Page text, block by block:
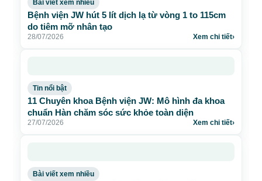
Bài viết xem nhiều
Bệnh viện JW hút 5 lít dịch lạ từ vòng 1 to 115cm
do tiêm mỡ nhân tạo
28/07/2026 Xem chi tiết›
Tin nổi bật
11 Chuyên khoa Bệnh viện JW: Mô hình đa khoa
chuẩn Hàn chăm sóc sức khỏe toàn diện
27/07/2026 Xem chi tiết›
Bài viết xem nhiều